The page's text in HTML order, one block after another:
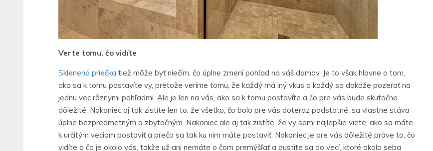
Verte tomu, čo vidíte
Sklenená priečka tiež môže byť niečím, čo úplne zmení pohľad na váš domov. Je to však hlavne o tom,
ako sa k tomu postavíte vy, pretože veríme tomu, že každý má iný vkus a každý sa dokáže pozerať na
jednu vec rôznymi pohľadmi. Ale je len na vás, ako sa k tomu postavíte a čo pre vás bude skutočne
dôležité. Nakoniec aj tak zistíte len to, že všetko, čo bolo pre vás doteraz podstatné, sa vlastne stáva
úplne bezpredmetným a zbytočným. Nakoniec ale aj tak zistíte, že vy sami najlepšie viete, ako sa máte
k určitým veciam postaviť a prečo sa tak ku nim máte postaviť. Nakoniec je pre vás dôležité práve to, čo
vidíte a čo je okolo vás, takže už ani nemáte o čom premýšľať a pustite sa do vecí, ktoré okolo seba